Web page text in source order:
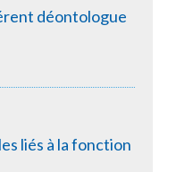
déontologue
liés à la fonction